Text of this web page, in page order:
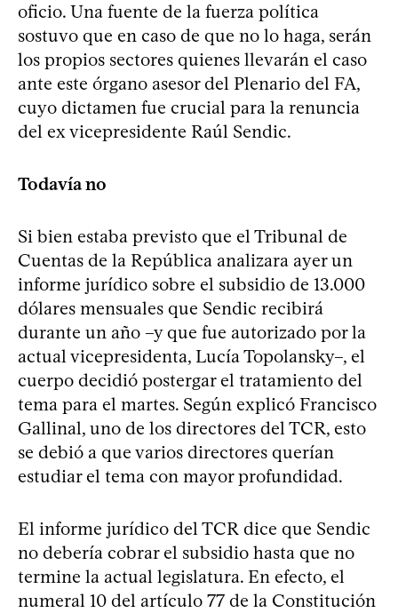
oficio. Una fuente de la fuerza política
sostuvo que en caso de que no lo haga, serán
los propios sectores quienes llevarán el caso
ante este órgano asesor del Plenario del FA,
cuyo dictamen fue crucial para la renuncia
del ex vicepresidente Raúl Sendic.
Todavía no
Si bien estaba previsto que el Tribunal de
Cuentas de la República analizara ayer un
informe jurídico sobre el subsidio de 13.000
dólares mensuales que Sendic recibirá
durante un año –y que fue autorizado por la
actual vicepresidenta, Lucía Topolansky–, el
cuerpo decidió postergar el tratamiento del
tema para el martes. Según explicó Francisco
Gallinal, uno de los directores del TCR, esto
se debió a que varios directores querían
estudiar el tema con mayor profundidad.
El informe jurídico del TCR dice que Sendic
no debería cobrar el subsidio hasta que no
termine la actual legislatura. En efecto, el
numeral 10 del artículo 77 de la Constitución